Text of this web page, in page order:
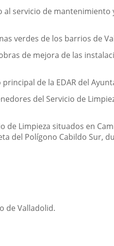
servicio de mantenimiento
verdes de los barrios de
de mejora de las
de la EDAR del
del Servicio de
Limpieza situados en
del Polígono Cabildo Sur,
de Valladolid.